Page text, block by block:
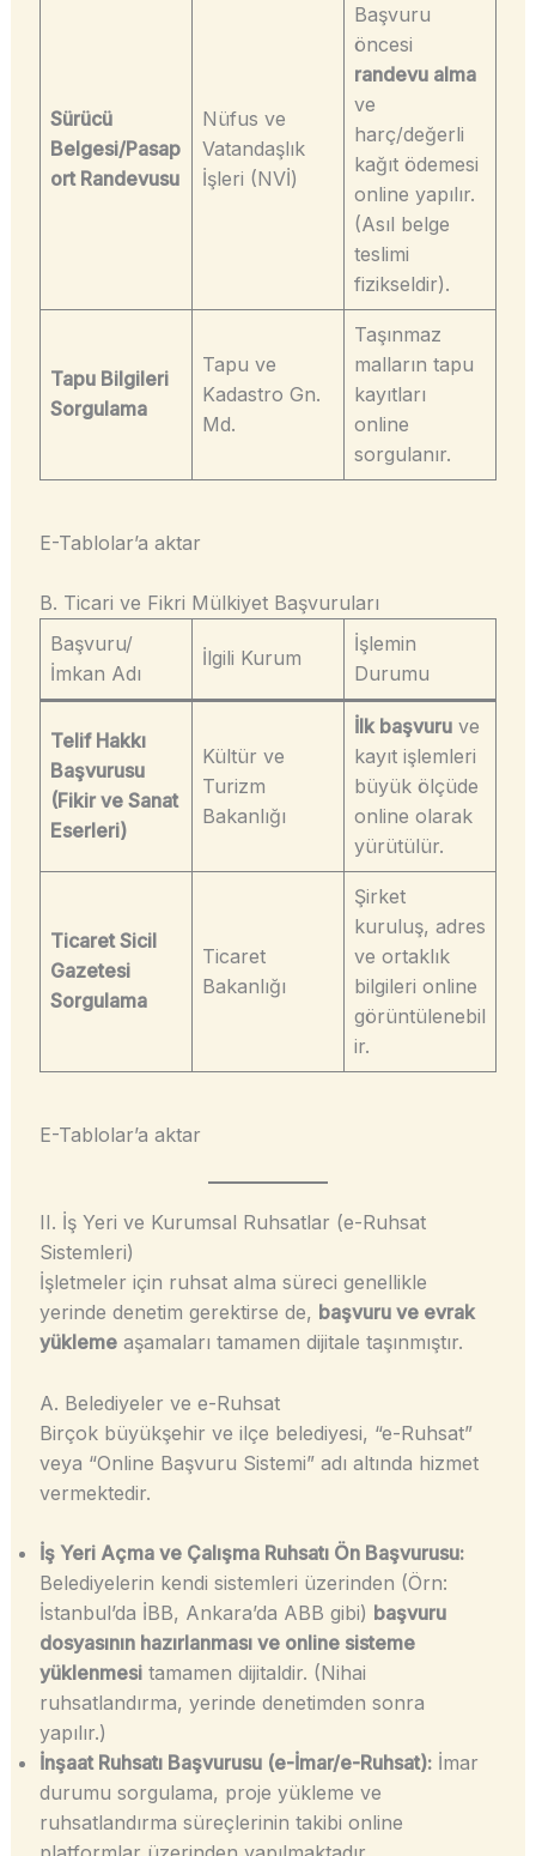
Sürücü
Belgesi/Pasap
ort Randevusu
Nüfus ve
Vatandaşlık
İşleri (NVİ)
Başvuru
öncesi
randevu alma
ve
harç/değerli
kağıt ödemesi
online yapılır.
(Asıl belge
teslimi
fizikseldir).
Tapu Bilgileri
Sorgulama
Tapu ve
Kadastro Gn.
Md.
Taşınmaz
malların tapu
kayıtları
online
sorgulanır.
E-Tablolar’a aktar
B. Ticari ve Fikri Mülkiyet Başvuruları
Başvuru/
İmkan Adı
İlgili Kurum
İşlemin
Durumu
Telif Hakkı
Başvurusu
(Fikir ve Sanat
Eserleri)
Kültür ve
Turizm
Bakanlığı
İlk başvuruve
kayıt işlemleri
büyük ölçüde
online olarak
yürütülür.
Ticaret Sicil
Gazetesi
Sorgulama
Ticaret
Bakanlığı
Şirket
kuruluş, adres
ve ortaklık
bilgileri online
görüntülenebil
ir.
E-Tablolar’a aktar
II. İş Yeri ve Kurumsal Ruhsatlar (e-Ruhsat
Sistemleri)
İşletmeler için ruhsat alma süreci genellikle
yerinde denetim gerektirse de, başvuru ve evrak
yüklemeaşamaları tamamen dijitale taşınmıştır.
A. Belediyeler ve e-Ruhsat
Birçok büyükşehir ve ilçe belediyesi, “e-Ruhsat”
veya “Online Başvuru Sistemi” adı altında hizmet
vermektedir.
İş Yeri Açma ve Çalışma Ruhsatı Ön Başvurusu:
Belediyelerin kendi sistemleri üzerinden (Örn:
İstanbul’da İBB, Ankara’da ABB gibi) başvuru
dosyasının hazırlanması ve online sisteme
yüklenmesitamamen dijitaldir. (Nihai
ruhsatlandırma, yerinde denetimden sonra
yapılır.)
İnşaat Ruhsatı Başvurusu (e-İmar/e-Ruhsat):İmar
durumu sorgulama, proje yükleme ve
ruhsatlandırma süreçlerinin takibi online